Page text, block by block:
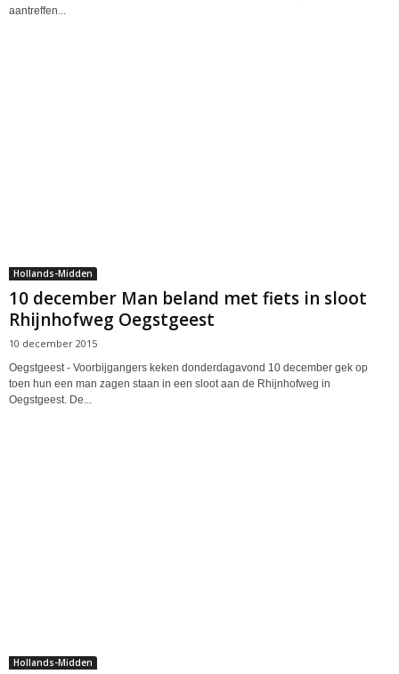
aantreffen...
Hollands-Midden
10 december Man beland met fiets in sloot
Rhijnhofweg Oegstgeest
10 december 2015
Oegstgeest - Voorbijgangers keken donderdagavond 10 december gek op
toen hun een man zagen staan in een sloot aan de Rhijnhofweg in
Oegstgeest. De...
Hollands-Midden